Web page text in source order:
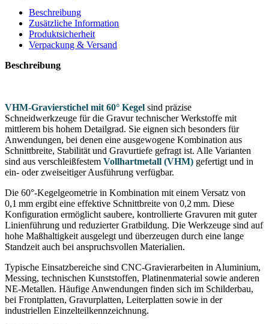
Beschreibung
Zusätzliche Information
Produktsicherheit
Verpackung & Versand
Beschreibung
VHM-Gravierstichel mit 60° Kegel sind präzise
Schneidwerkzeuge für die Gravur technischer Werkstoffe mit
mittlerem bis hohem Detailgrad. Sie eignen sich besonders für
Anwendungen, bei denen eine ausgewogene Kombination aus
Schnittbreite, Stabilität und Gravurtiefe gefragt ist. Alle Varianten
sind aus verschleißfestem Vollhartmetall (VHM) gefertigt und in
ein- oder zweiseitiger Ausführung verfügbar.
Die 60°-Kegelgeometrie in Kombination mit einem Versatz von
0,1 mm ergibt eine effektive Schnittbreite von 0,2 mm. Diese
Konfiguration ermöglicht saubere, kontrollierte Gravuren mit guter
Linienführung und reduzierter Gratbildung. Die Werkzeuge sind auf
hohe Maßhaltigkeit ausgelegt und überzeugen durch eine lange
Standzeit auch bei anspruchsvollen Materialien.
Typische Einsatzbereiche sind CNC-Gravierarbeiten in Aluminium,
Messing, technischen Kunststoffen, Platinenmaterial sowie anderen
NE-Metallen. Häufige Anwendungen finden sich im Schilderbau,
bei Frontplatten, Gravurplatten, Leiterplatten sowie in der
industriellen Einzelteilkennzeichnung.